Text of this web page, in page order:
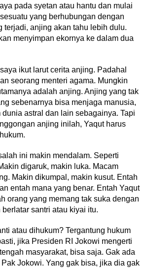
pada syetan atau hantu dan mulai
yang berhubungan dengan
terjadi, anjing akan tahu lebih dulu.
menyimpan ekornya ke dalam dua
ikut larut cerita anjing. Padahal
seorang menteri agama. Mungkin
adalah anjing. Anjing yang tak
sebenarnya bisa menjaga manusia,
astral dan lain sebagainya. Tapi
anjing inilah, Yaqut harus
ini makin mendalam. Seperti
digaruk, makin luka. Macam
Makin dikumpal, makin kusut. Entah
entah mana yang benar. Entah Yaqut
orang yang memang tak suka dengan
santri atau kiyai itu.
atau dihukum? Tergantung hukum
jika Presiden RI Jokowi mengerti
masyarakat, bisa saja. Gak ada
Jokowi. Yang gak bisa, jika dia gak